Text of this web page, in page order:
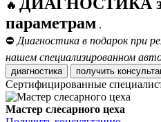
🔥 ДИАГНОСТИКА
параметрам .
⛔ Диагностика в подарок при
нашем специализированном
диагностика получить
Сертифицированные
Мастер слесарного цеха